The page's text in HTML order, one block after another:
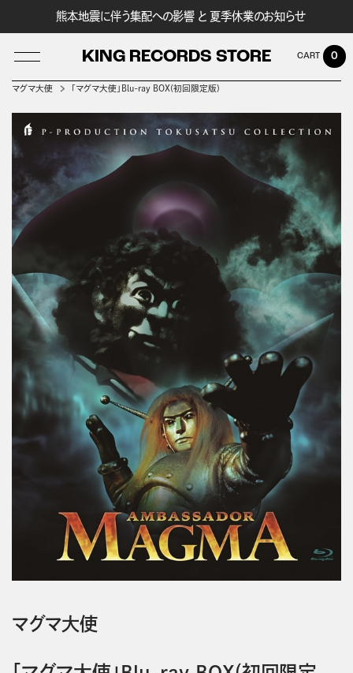
熊本地震に伴う集配への影響 と 夏季休業のお知らせ
KING RECORDS STORE
LOG IN
0
マグマ大使 「マグマ大使」Blu-ray BOX(初回限定版)
マグマ大使